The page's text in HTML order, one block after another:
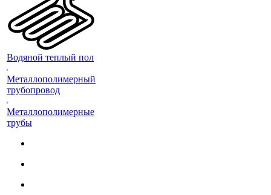
Водяной теплый пол
Металлополимерный
трубопровод
Металлополимерные
трубы